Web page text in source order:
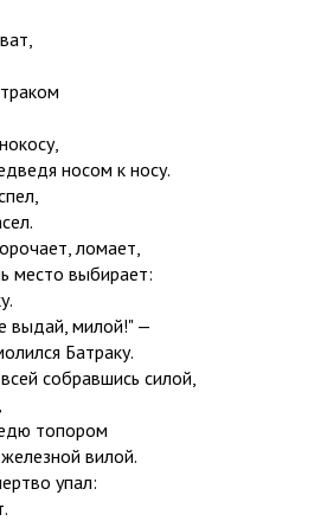
носом к носу.
ломает,
место выбирает:
выдай, милой!" —
Батраку.
собравшись силой,
топором
вилой.
упал: